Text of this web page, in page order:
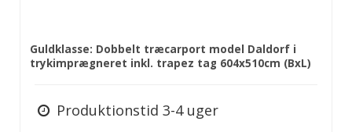
Guldklasse: Dobbelt træcarport model Daldorf i
trykimprægneret inkl. trapez tag 604x510cm (BxL)
Produktionstid 3-4 uger